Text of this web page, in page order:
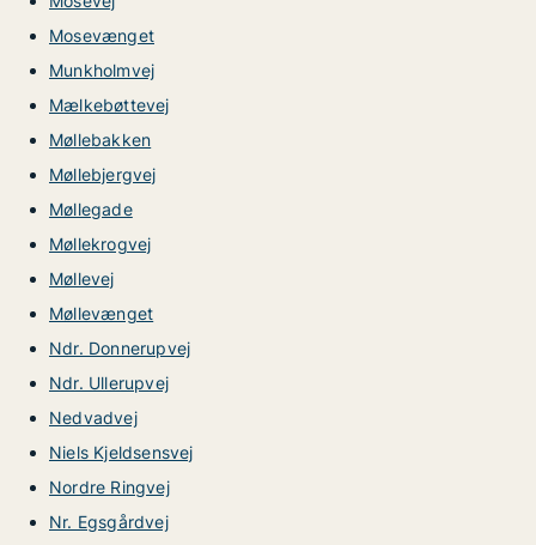
Mosevænget
Munkholmvej
Mælkebøttevej
Møllebakken
Møllebjergvej
Møllegade
Møllekrogvej
Møllevej
Møllevænget
Ndr. Donnerupvej
Ndr. Ullerupvej
Nedvadvej
Niels Kjeldsensvej
Nordre Ringvej
Nr. Egsgårdvej